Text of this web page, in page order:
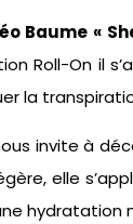
Baume «
Roll-On il
la
invite à
elle